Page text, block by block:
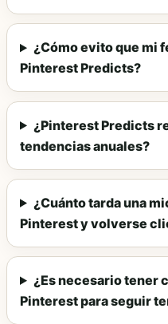
¿Cómo evito que mi
Pinterest Predicts?
¿Pinterest Predicts
tendencias anuales?
¿Cuánto tarda una
Pinterest y volverse
¿Es necesario tener
Pinterest para seguir